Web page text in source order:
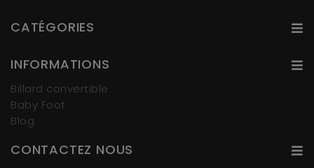
CATÉGORIES
INFORMATIONS
Billard convertible
Baby Foot
Blog
CONTACTEZ NOUS